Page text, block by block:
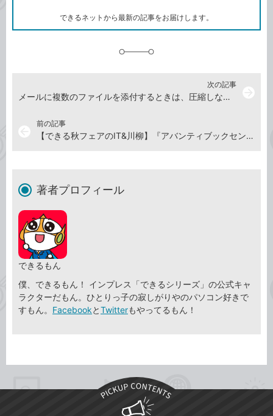
ク
できるネットから最新の記事をお届けします。
前の記事
【できる秋フェアのIT&川柳】『アバンティブックセンター京都店』さまからのご投稿
次の記事
メールに複数のファイルを添付するときは、圧縮しないといけないの？
著者プロフィール
できるもん
僕、できるもん！ インプレス「できるシリーズ」の公式キャ
ラクターだもん。ひとりっ子の寂しがりやのパソコン好きで
すもん。 FacebookとTwitterもやってるもん！